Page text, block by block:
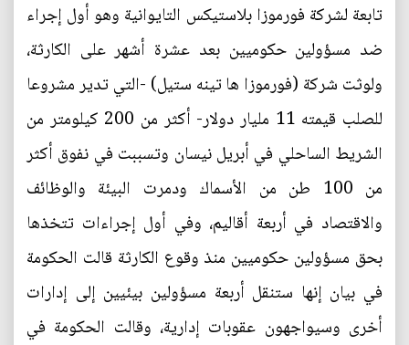
تابعة لشركة فورموزا بلاستيكس التايوانية وهو أول إجراء
ضد مسؤولين حكوميين بعد عشرة أشهر على الكارثة،
ولوثت شركة (فورموزا ها تينه ستيل) -التي تدير مشروعا
للصلب قيمته 11 مليار دولار- أكثر من 200 كيلومتر من
الشريط الساحلي في أبريل نيسان وتسببت في نفوق أكثر
من 100 طن من الأسماك ودمرت البيئة والوظائف
والاقتصاد في أربعة أقاليم، وفي أول إجراءات تتخذها
بحق مسؤولين حكوميين منذ وقوع الكارثة قالت الحكومة
في بيان إنها ستنقل أربعة مسؤولين بيئيين إلى إدارات
أخرى وسيواجهون عقوبات إدارية، وقالت الحكومة في